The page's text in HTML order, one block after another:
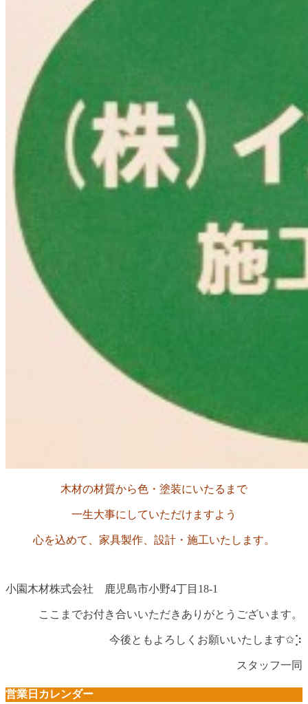
木材の材質から色・塗装にいたるまで
一生大事にしていただけますよう
心を込めて、家具製作、設計・施工いたします。
小園木材株式会社 鹿児島市小野4丁目18-1
ここまでお付き合いいただきありがとうございます。
今後ともよろしくお願いいたします✩︎⡱
スタッフ一同
営業日カレンダー